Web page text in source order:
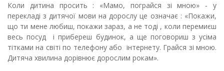
Коли дитина просить : «Мамо, пограйся зі мною» - у
перекладі з дитячої мови на дорослу це означає : «Покажи,
що ти мене любиш, покажи зараз, а не тоді , коли перемиєш
весь посуд і прибереш будинок, а ще поговориш з усіма
тітками на світі по телефону або інтернету. Грайся зі мною.
Дитяча хвилина дорівнює дорослим рокам».